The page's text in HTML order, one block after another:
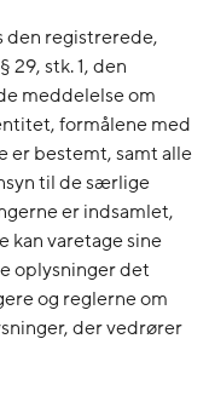
den registrerede,
stk. 1, den
meddelelse om
formålene med
er bestemt, samt alle
til de særlige
er indsamlet,
kan varetage sine
oplysninger det
og reglerne om
der vedrører